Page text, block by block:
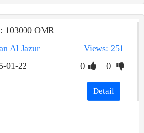
103000 OMR
Al Jazur
01-22
Views: 251
0 0
Detail